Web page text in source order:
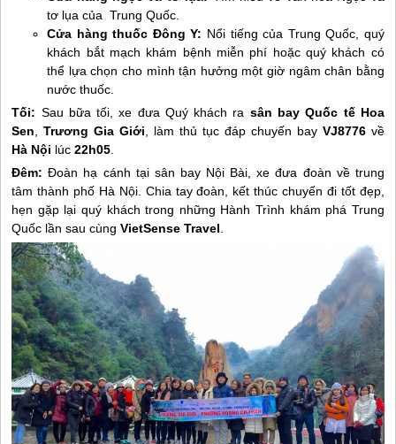
tơ lụa của Trung Quốc.
Cửa hàng thuốc Đông Y: Nổi tiếng của Trung Quốc, quý
khách bắt mạch khám bệnh miễn phí hoặc quý khách có
thể lựa chọn cho mình tận hưởng một giờ ngâm chân bằng
nước thuốc.
Tối: Sau bữa tối, xe đưa Quý khách ra sân bay Quốc tế Hoa
Sen,Trương Gia Giới, làm thủ tục đáp chuyến bay VJ8776về
Hà Nội lúc22h05.
Đêm: Đoàn hạ cánh tại sân bay Nội Bài, xe đưa đoàn về trung
tâm thành phố Hà Nội. Chia tay đoàn, kết thúc chuyến đi tốt đẹp,
hẹn gặp lại quý khách trong những Hành Trình khám phá Trung
Quốc lần sau cùngVietSense Travel.